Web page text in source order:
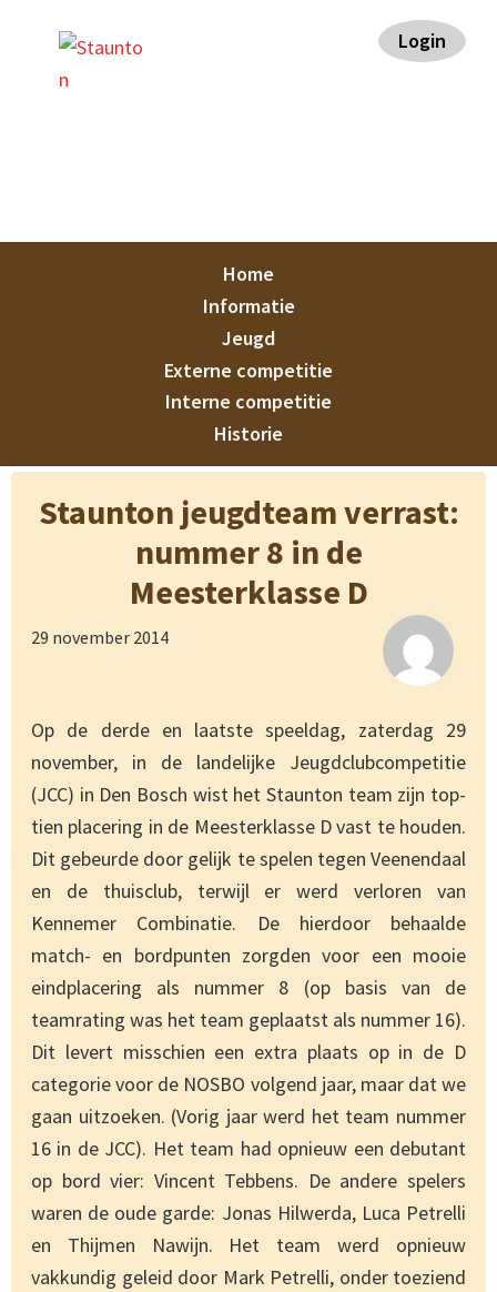
Login
Home
Informatie
Jeugd
Externe competitie
Interne competitie
Historie
Staunton jeugdteam verrast:
nummer 8 in de
Meesterklasse D
29 november 2014
Op de derde en laatste speeldag, zaterdag 29
november, in de landelijke Jeugdclubcompetitie
(JCC) in Den Bosch wist het Staunton team zijn top-
tien placering in de Meesterklasse D vast te houden.
Dit gebeurde door gelijk te spelen tegen Veenendaal
en de thuisclub, terwijl er werd verloren van
Kennemer Combinatie. De hierdoor behaalde
match- en bordpunten zorgden voor een mooie
eindplacering als nummer 8 (op basis van de
teamrating was het team geplaatst als nummer 16).
Dit levert misschien een extra plaats op in de D
categorie voor de NOSBO volgend jaar, maar dat we
gaan uitzoeken. (Vorig jaar werd het team nummer
16 in de JCC). Het team had opnieuw een debutant
op bord vier: Vincent Tebbens. De andere spelers
waren de oude garde: Jonas Hilwerda, Luca Petrelli
en Thijmen Nawijn. Het team werd opnieuw
vakkundig geleid door Mark Petrelli, onder toeziend